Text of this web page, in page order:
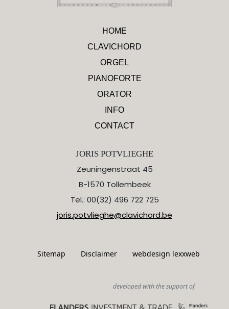
HOME
CLAVICHORD
ORGEL
PIANOFORTE
ORATOR
INFO
CONTACT
JORIS POTVLIEGHE
Zeuningenstraat 45
B-1570 Tollembeek
Tel.: 00(32) 496 722 725
joris.potvlieghe@clavichord.be
Sitemap Disclaimer webdesign lexxweb
developed with the support of